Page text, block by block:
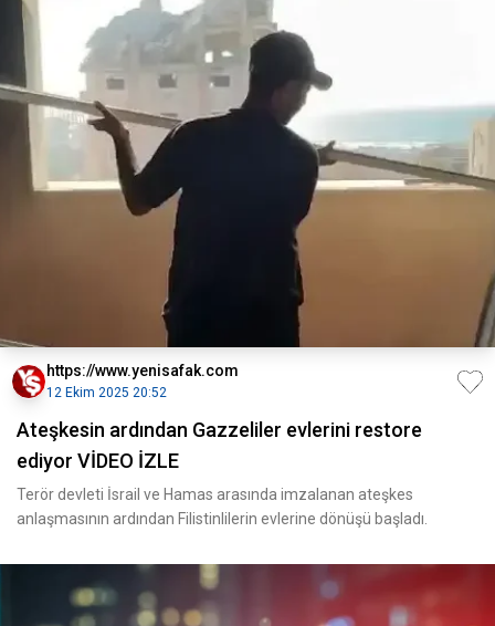
https://www.yenisafak.com
12 Ekim 2025 20:52
Ateşkesin ardından Gazzeliler evlerini restore
ediyor VİDEO İZLE
Terör devleti İsrail ve Hamas arasında imzalanan ateşkes
anlaşmasının ardından Filistinlilerin evlerine dönüşü başladı.